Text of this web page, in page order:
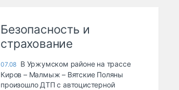
Безопасность и
страхование
07.08 В Уржумском районе на трассе
Киров – Малмыж – Вятские Поляны
произошло ДТП с автоцистерной